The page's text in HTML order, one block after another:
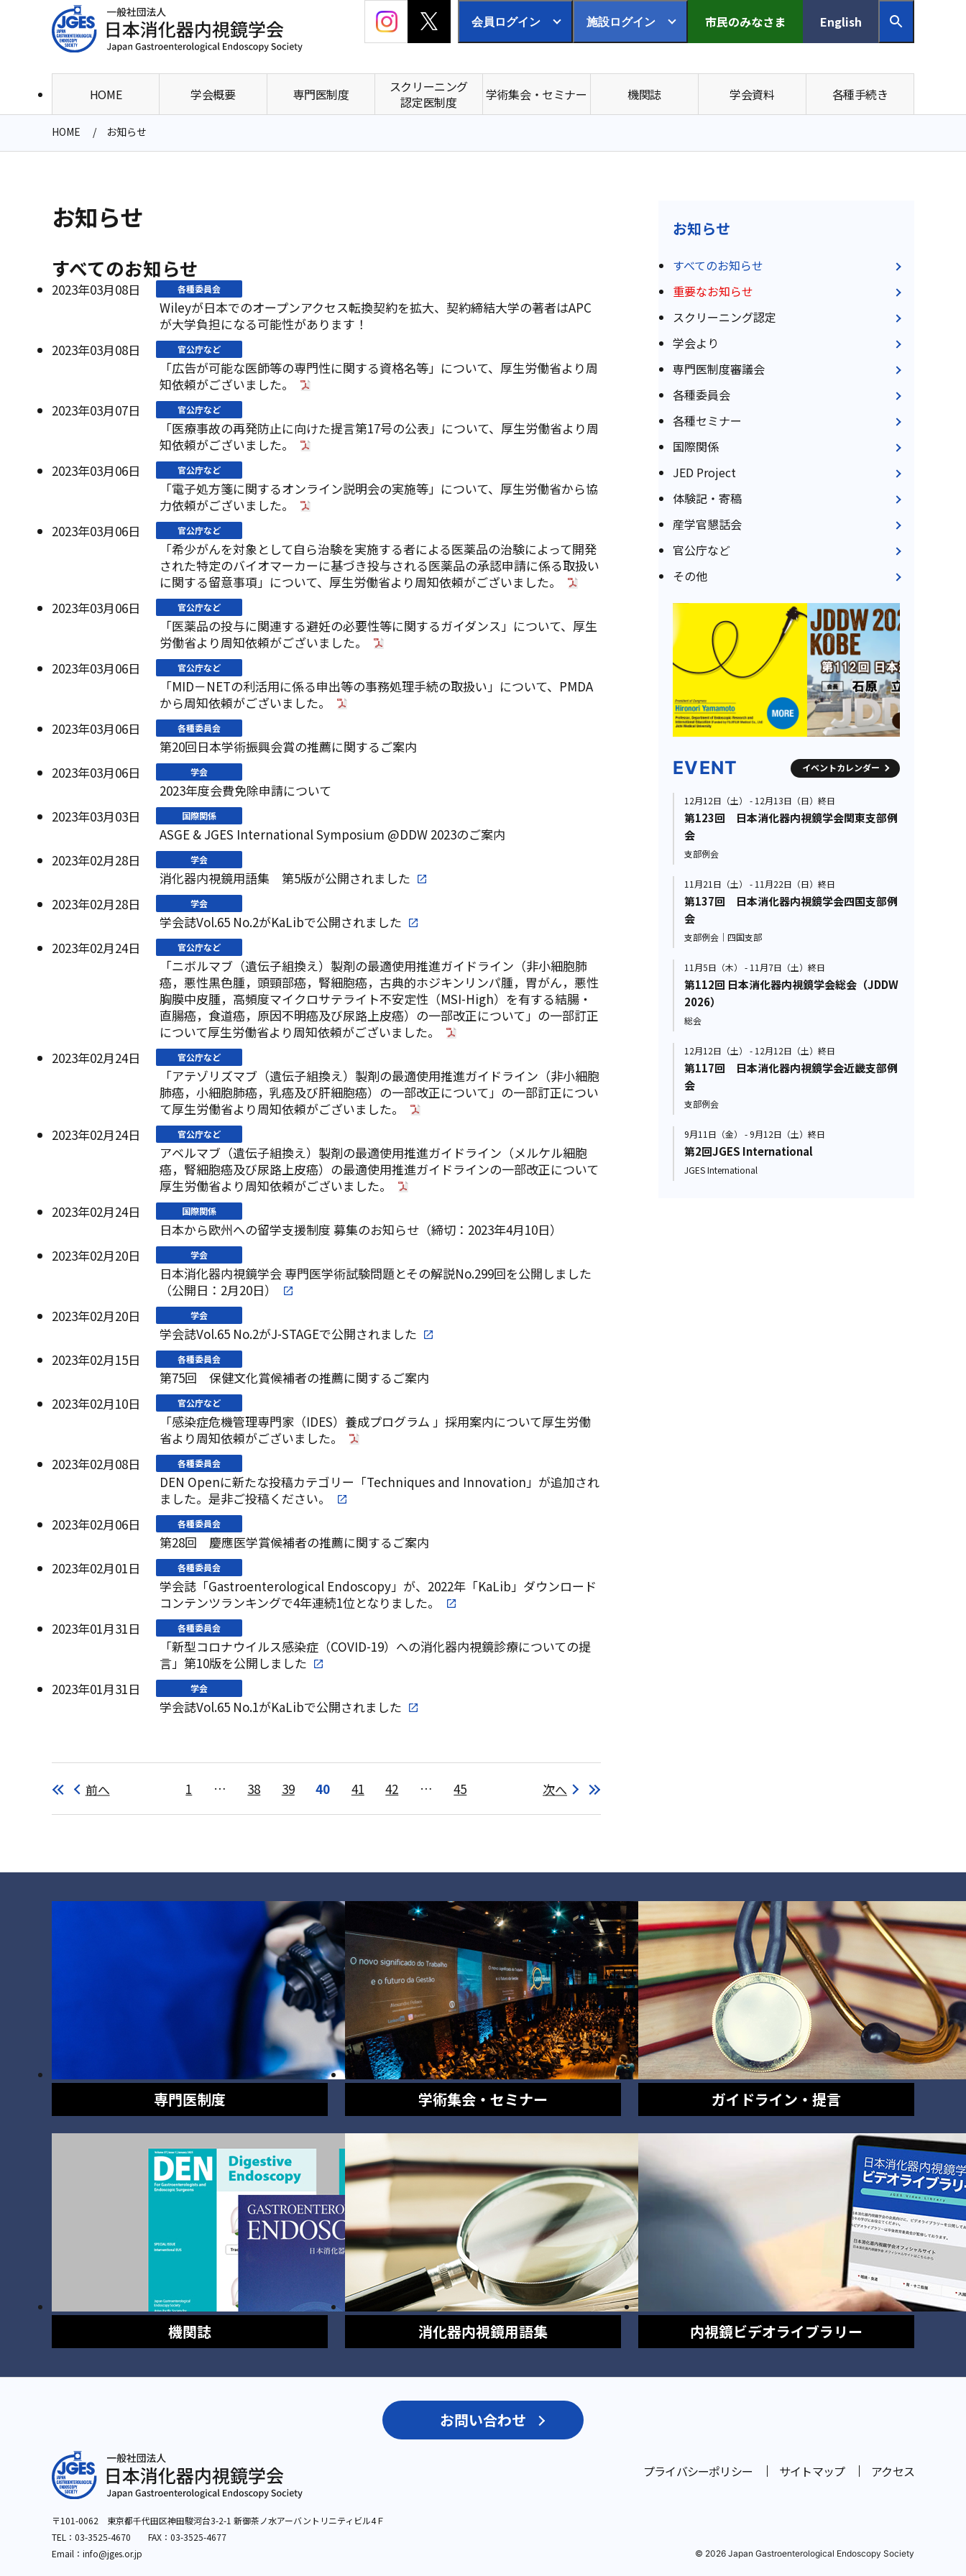
会員ログイン 施設ログイン 市民のみなさま English
HOME 学会概要 専門医制度
スクリーニング
認定医制度
学術集会・セミナー 機関誌 学会資料 各種手続き
HOME お知らせ
お知らせ
すべてのお知らせ
2023年03月08日 各種委員会
Wileyが日本でのオープンアクセス転換契約を拡大、契約締結大学の著者はAPC
が大学負担になる可能性があります！
2023年03月08日
官公庁など
「広告が可能な医師等の専門性に関する資格名等」について、厚生労働省より周
知依頼がございました。
2023年03月07日
官公庁など
「医療事故の再発防止に向けた提言第17号の公表」について、厚生労働省より周
知依頼がございました。
2023年03月06日
官公庁など
「電子処方箋に関するオンライン説明会の実施等」について、厚生労働省から協
力依頼がございました。
2023年03月06日
官公庁など
「希少がんを対象として自ら治験を実施する者による医薬品の治験によって開発
された特定のバイオマーカーに基づき投与される医薬品の承認申請に係る取扱い
に関する留意事項」について、厚生労働省より周知依頼がございました。
2023年03月06日
官公庁など
「医薬品の投与に関連する避妊の必要性等に関するガイダンス」について、厚生
労働省より周知依頼がございました。
2023年03月06日
官公庁など
「MID－NETの利活用に係る申出等の事務処理手続の取扱い」について、PMDA
から周知依頼がございました。
2023年03月06日
各種委員会
第20回日本学術振興会賞の推薦に関するご案内
2023年03月06日
学会
2023年度会費免除申請について
2023年03月03日
国際関係
ASGE & JGES International Symposium @DDW 2023のご案内
2023年02月28日
学会
消化器内視鏡用語集 第5版が公開されました
2023年02月28日
学会
学会誌Vol.65 No.2がKaLibで公開されました
2023年02月24日
官公庁など
「ニボルマブ（遺伝子組換え）製剤の最適使用推進ガイドライン（非小細胞肺
癌，悪性黒色腫，頭頸部癌，腎細胞癌，古典的ホジキンリンパ腫，胃がん，悪性
胸膜中皮腫，高頻度マイクロサテライト不安定性（MSI-High）を有する結腸・
直腸癌，食道癌，原因不明癌及び尿路上皮癌）の一部改正について」の一部訂正
について厚生労働省より周知依頼がございました。
2023年02月24日
官公庁など
「アテゾリズマブ（遺伝子組換え）製剤の最適使用推進ガイドライン（非小細胞
肺癌，小細胞肺癌，乳癌及び肝細胞癌）の一部改正について」の一部訂正につい
て厚生労働省より周知依頼がございました。
2023年02月24日
官公庁など
アベルマブ（遺伝子組換え）製剤の最適使用推進ガイドライン（メルケル細胞
癌，腎細胞癌及び尿路上皮癌）の最適使用推進ガイドラインの一部改正について
厚生労働省より周知依頼がございました。
2023年02月24日
国際関係
日本から欧州への留学支援制度 募集のお知らせ（締切：2023年4月10日）
2023年02月20日
学会
日本消化器内視鏡学会 専門医学術試験問題とその解説No.299回を公開しました
（公開日：2月20日）
2023年02月20日
学会
学会誌Vol.65 No.2がJ-STAGEで公開されました
2023年02月15日
各種委員会
第75回 保健文化賞候補者の推薦に関するご案内
2023年02月10日
官公庁など
「感染症危機管理専門家（IDES）養成プログラム 」採用案内について厚生労働
省より周知依頼がございました。
2023年02月08日
各種委員会
DEN Openに新たな投稿カテゴリー「Techniques and Innovation」が追加され
ました。是非ご投稿ください。
2023年02月06日
各種委員会
第28回 慶應医学賞候補者の推薦に関するご案内
2023年02月01日
各種委員会
学会誌「Gastroenterological Endoscopy」が、2022年「KaLib」ダウンロード
コンテンツランキングで4年連続1位となりました。
2023年01月31日
各種委員会
「新型コロナウイルス感染症（COVID-19）への消化器内視鏡診療についての提
言」第10版を公開しました
2023年01月31日
学会
学会誌Vol.65 No.1がKaLibで公開されました
前へ 1 … 38 39 40 41 42 … 45 次へ
お知らせ
すべてのお知らせ
重要なお知らせ
スクリーニング認定
学会より
専門医制度審議会
各種委員会
各種セミナー
国際関係
JED Project
体験記・寄稿
産学官懇話会
官公庁など
その他
EVENT イベントカレンダー
12月12日（土） - 12月13日（日）終日
第123回 日本消化器内視鏡学会関東支部例
会
支部例会
11月21日（土） - 11月22日（日）終日
第137回 日本消化器内視鏡学会四国支部例
会
支部例会｜四国支部
11月5日（木） - 11月7日（土）終日
第112回 日本消化器内視鏡学会総会（JDDW
2026）
総会
12月12日（土） - 12月12日（土）終日
第117回 日本消化器内視鏡学会近畿支部例
会
支部例会
9月11日（金） - 9月12日（土）終日
第2回JGES International
JGES International
専門医制度 学術集会・セミナー ガイドライン・提言
機関誌 消化器内視鏡用語集 内視鏡ビデオライブラリー
お問い合わせ
〒101-0062 東京都千代田区神田駿河台3-2-1 新御茶ノ水アーバントリニティビル4Ｆ
TEL： 03-3525-4670 FAX：03-3525-4677
Email：info@jges.or.jp
プライバシーポリシー サイトマップ アクセス
© 2026 Japan Gastroenterological Endoscopy Society